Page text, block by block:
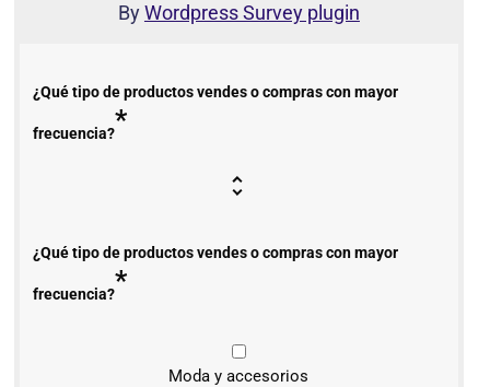
ByWordpress Survey plugin
¿Qué tipo de productos vendes o compras con mayor
frecuencia?*
¿Qué tipo de productos vendes o compras con mayor
frecuencia?*
Moda y accesorios